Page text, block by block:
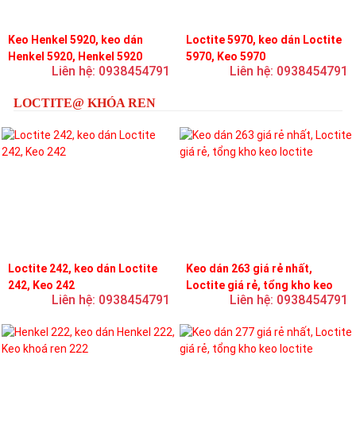
Keo Henkel 5920, keo dán
Henkel 5920, Henkel 5920
Liên hệ: 0938454791
Loctite 5970, keo dán Loctite
5970, Keo 5970
Liên hệ: 0938454791
LOCTITE@ KHÓA REN
Loctite 242, keo dán Loctite
242, Keo 242
Liên hệ: 0938454791
Keo dán 263 giá rẻ nhất,
Loctite giá rẻ, tổng kho keo
Liên hệ: 0938454791